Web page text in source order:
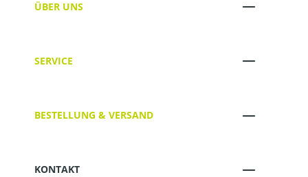
ÜBER UNS
SERVICE
BESTELLUNG & VERSAND
KONTAKT